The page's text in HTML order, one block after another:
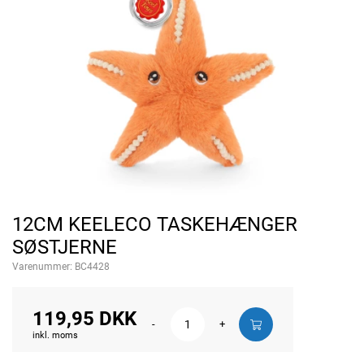
12CM KEELECO TASKEHÆNGER
SØSTJERNE
Varenummer: BC4428
119,95 DKK
inkl. moms
- +